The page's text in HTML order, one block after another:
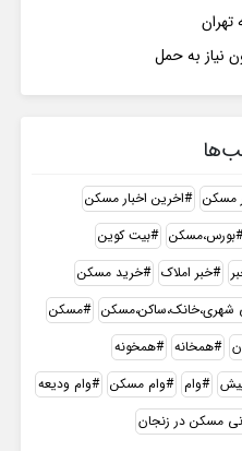
تهران
نیاز به حمل
مسکن
اخرین اخبار مسکن
بورس،مسکن
بیت کوین
خبر املاک
خرید مسکن
شهری،خانک،ساکن،مسکن
مسکن
همخانه
همخونه
وام وام مسکن
وام ودیعه
مسکن در زنجان